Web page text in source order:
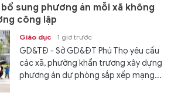
sung phương án mỗi xã không
công lập
Giáo dục 1 giờ trước
GD&TĐ - Sở GD&ĐT Phú Thọ yêu cầu
các xã, phường khẩn trương xây dựng
phương án dự phòng sắp xếp mạng...